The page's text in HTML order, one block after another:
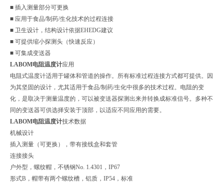
■ 插入测量部分可更换
■ 应用于食品/制药/生化技术的过程连接
■ 卫生设计，结构设计依据EHEDG建议
■ 可提供缩小探测头（快速反应）
■ 可集成变送器
LABOM电阻温度计应用
电阻式温度计适用于罐体和管道的操作。所有标准过程连接方式都可提供。因
为其坚固的设计，尤其适用于食品/制药/生化中很多的技术过程。电阻的变
化，是取决于测量温度的，可以被变送器探测出来并转换成标准信号。多种不
同的变送器可供选择安装于顶部，以适应不同应用的需要。
LABOM电阻温度计技术数据
机械设计
插入测量（可更换），带有接线盒和套管
连接接头
户外型，螺纹帽，不锈钢No. 1.4301，IP67
形式B，帽带有两个螺纹槽，铝质，IP54，标准